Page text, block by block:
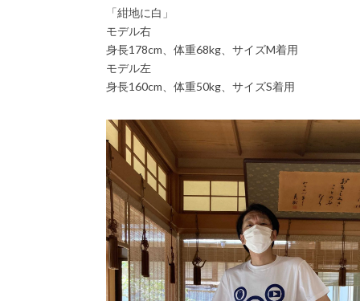
「紺地に白」
モデル右
身長178cm、体重68kg、サイズM着用
モデル左
身長160cm、体重50kg、サイズS着用